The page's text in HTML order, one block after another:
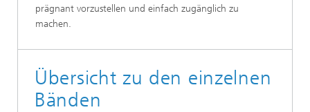
prägnant vorzustellen und einfach zugänglich zu
machen.
Übersicht zu den einzelnen
Bänden